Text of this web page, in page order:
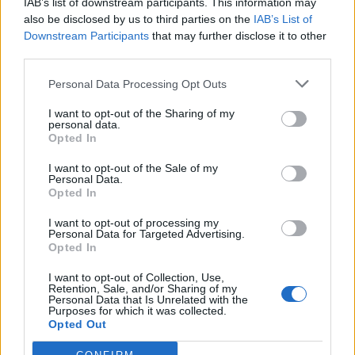
also be disclosed by us to third parties on the IAB’s List of
Downstream Participants that may further disclose it to other
Personal Data Processing Opt Outs
I want to opt-out of the Sharing of my
personal data.
Opted In
I want to opt-out of the Sale of my
Personal Data.
Opted In
I want to opt-out of processing my
Personal Data for Targeted Advertising.
Opted In
I want to opt-out of Collection, Use,
Retention, Sale, and/or Sharing of my
Personal Data that Is Unrelated with the
Purposes for which it was collected.
Opted Out
Mezzi di trasporto a singhiozzo I
romani prendono l'auto
Via libera all’aumento del
biglietto Autobus più cari.
Salasso annuale
22/01/2012
Un weekend tra Capodanno
cinese, manifestazioni e sport
causerà deviazioni e modifiche a
diverse linee del trasporto